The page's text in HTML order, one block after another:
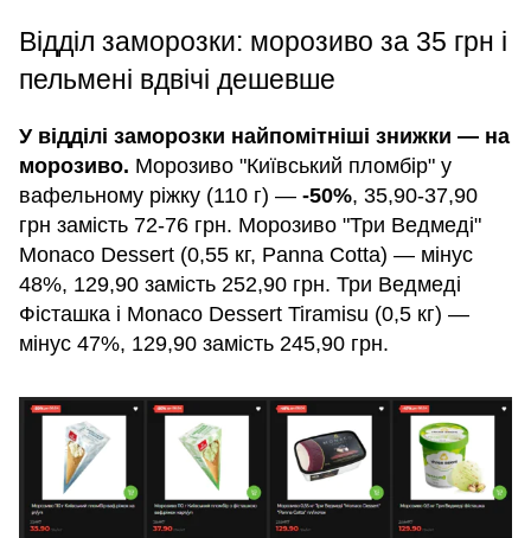
Відділ заморозки: морозиво за 35 грн і
пельмені вдвічі дешевше
У відділі заморозки найпомітніші знижки — на
морозиво. Морозиво "Київський пломбір" у
вафельному ріжку (110 г) — -50%, 35,90-37,90
грн замість 72-76 грн. Морозиво "Три Ведмеді"
Monaco Dessert (0,55 кг, Panna Cotta) — мінус
48%, 129,90 замість 252,90 грн. Три Ведмеді
Фісташка і Monaco Dessert Tiramisu (0,5 кг) —
мінус 47%, 129,90 замість 245,90 грн.